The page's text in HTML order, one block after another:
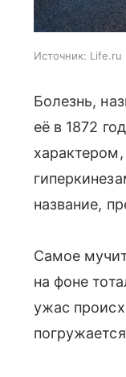
Источник: Life.ru
Болезнь,
её в 1872
название,
Самое
на фоне
ужас